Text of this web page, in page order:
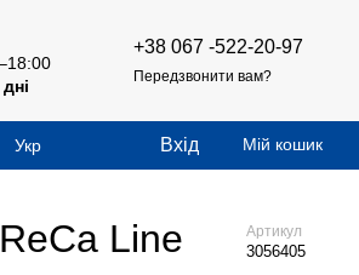
+38 067 -522-20-97
Передзвонити вам?
Укр Вхід Мій кошик
Line Артикул
3056405